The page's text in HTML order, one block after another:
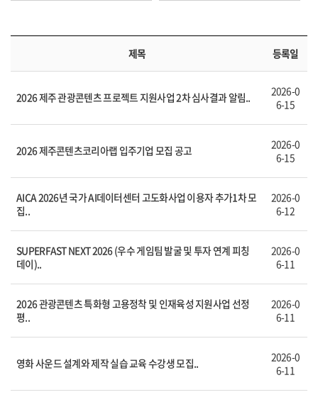
제목 등록일
2026 제주 관광콘텐츠 프로젝트 지원사업 2차 심사결과 알림..
2026-0
6-15
2026 제주콘텐츠코리아랩 입주기업 모집 공고
2026-0
6-15
AICA 2026년 국가 AI데이터센터 고도화사업 이용자 추가1차 모
집..
2026-0
6-12
SUPERFAST NEXT 2026 (우수 게임팀 발굴 및 투자 연계 피칭
데이)..
2026-0
6-11
2026 관광콘텐츠 특화형 고용정착 및 인재육성 지원사업 선정
평..
2026-0
6-11
영화 사운드 설계와 제작 실습 교육 수강생 모집..
2026-0
6-11